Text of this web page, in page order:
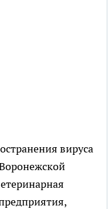
вируса